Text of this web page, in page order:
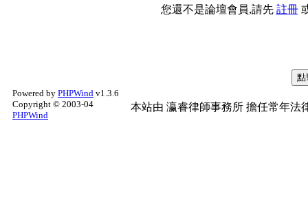
您還不是論壇會員,請先 註冊
Powered by PHPWind v1.3.6
Copyright © 2003-04
PHPWind
本站由 瀛睿律師事務所 擔任常年法